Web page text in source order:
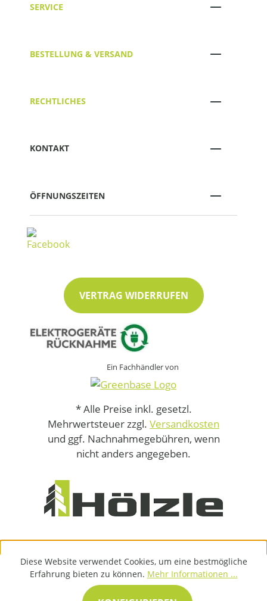
SERVICE
BESTELLUNG & VERSAND
RECHTLICHES
KONTAKT
ÖFFNUNGSZEITEN
VERTRAG WIDERRUFEN
Ein Fachhändler von
* Alle Preise inkl. gesetzl.
Mehrwertsteuer zzgl. Versandkosten
und ggf. Nachnahmegebühren, wenn
nicht anders angegeben.
Diese Website verwendet Cookies, um eine bestmögliche
Erfahrung bieten zu können. Mehr Informationen ...